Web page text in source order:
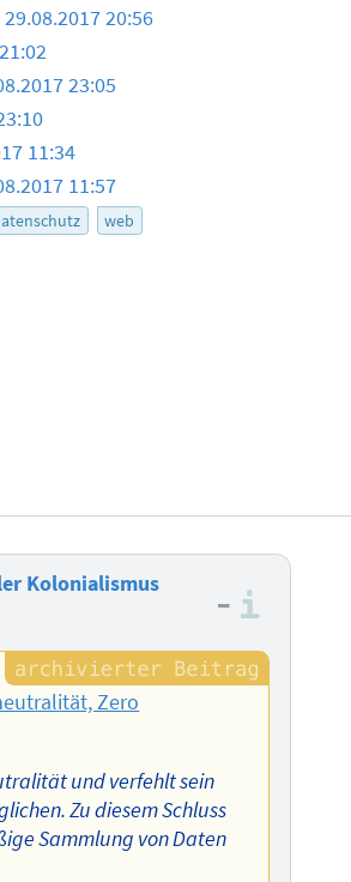
29.08.2017 20:56
23:05
11:34
11:57
web
Kolonialismus
–
Zero
und verfehlt sein
Zu diesem Schluss
Sammlung von Daten